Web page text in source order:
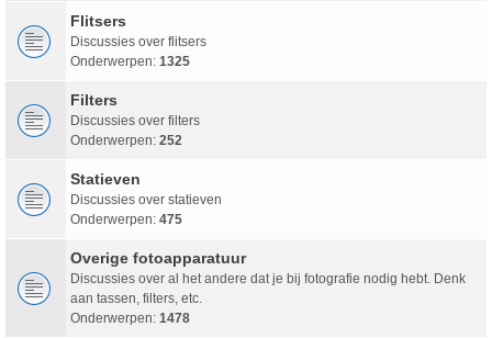
Flitsers
Discussies over flitsers
Onderwerpen: 1325
Filters
Discussies over filters
Onderwerpen: 252
Statieven
Discussies over statieven
Onderwerpen: 475
Overige fotoapparatuur
Discussies over al het andere dat je bij fotografie nodig hebt. Denk
aan tassen, filters, etc.
Onderwerpen: 1478